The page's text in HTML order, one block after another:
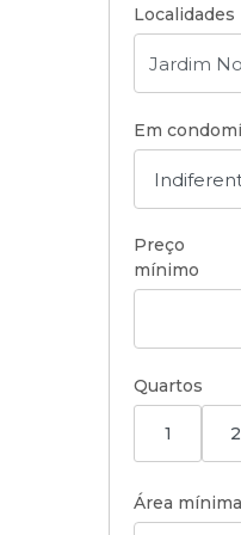
Localidades
Em
Preço
mínimo
Quartos
1 2
Área mínima